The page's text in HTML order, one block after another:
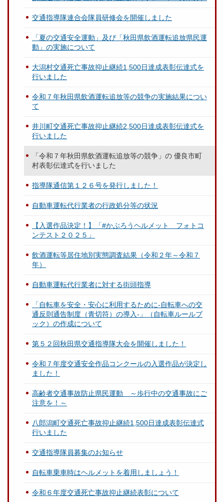
交通指導隊連合会隊員研修会を開催しました
「夏の交通安全運動」及び「秋田県飲酒運転追放県民運
動」の実施について
大潟村交通死亡事故抑止継続1,500日達成表彰伝達式を
行いました
令和７年秋田県飲酒運転追放等の競争の実施結果につい
て
井川町交通死亡事故抑止継続2,500日達成表彰伝達式を
行いました
「令和７年秋田県飲酒運転追放等の競争」の 優良市町
村表彰伝達式を行いました
指導隊通信第１２６号を発行しました！
自動車運転代行業者の行政処分等の状況
【入選作品決定！】「#かぶろうヘルメット フォトコ
ンテスト２０２５」
飲酒運転等居住地別実態調査結果（令和２年～令和７
年）
自動車運転代行業者に対する街頭指導
「自転車を安全・安心に利用するために-自転車への交
通反則通告制度（青切符）の導入-」（自転車ルールブ
ック）の作成について
第５２回秋田県交通指導隊大会を開催しました！
令和７年度交通安全作品コンクールの入選作品が決定し
ました！
高齢者交通事故防止県民運動 ～歩行中の交通事故にご
注意を！～
八郎潟町交通死亡事故抑止継続1,500日達成表彰伝達式
行いました
交通指導隊員募集のお知らせ
自転車乗車時はヘルメットを着用しましょう！
令和６年度交通死亡事故抑止継続表彰について